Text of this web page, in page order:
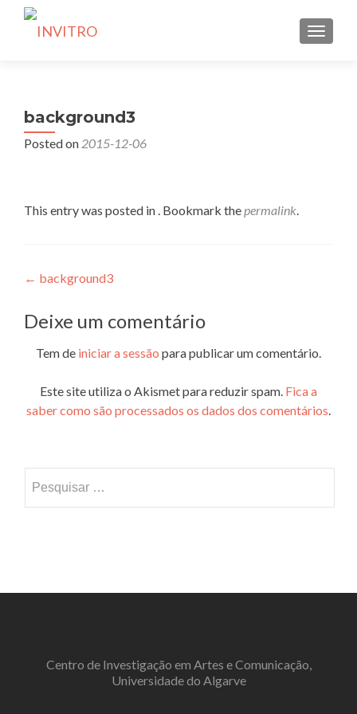
background3
Posted on 2015-12-06
This entry was posted in . Bookmark thepermalink.
Navegação
de
artigos
← background3
Deixe um comentário
Tem de iniciar a sessão para publicar um comentário.
Este site utiliza o Akismet para reduzir spam. Fica a
saber como são processados os dados dos comentários.
por:
Centro de Investigação em Artes e Comunicação,
Universidade do Algarve